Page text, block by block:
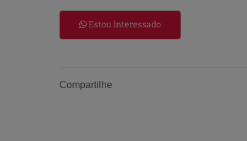
Estou interessado
Compartilhe